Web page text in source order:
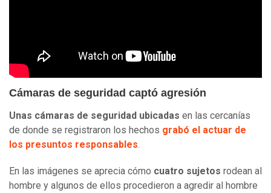
Cámaras de seguridad captó agresión
Unas cámaras de seguridad ubicadas en las cercanías
de donde se registraron los hechos grabó el actuar de
los presuntos responsables.
En las imágenes se aprecia cómo cuatro sujetos rodean al
hombre y algunos de ellos procedieron a agredir al hombre